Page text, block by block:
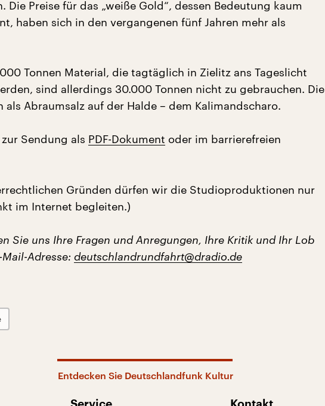
Die Preise für das „weiße Gold“, dessen Bedeutung kaum
haben sich in den vergangenen fünf Jahren mehr als
Tonnen Material, die tagtäglich in Zielitz ans Tageslicht
sind allerdings 30.000 Tonnen nicht zu gebrauchen. Die
als Abraumsalz auf der Halde – dem Kalimandscharo.
zur Sendung als PDF-Dokument oder im barrierefreien
Gründen dürfen wir die Studioproduktionen nur
im Internet begleiten.)
Sie uns Ihre Fragen und Anregungen, Ihre Kritik und Ihr Lob
Adresse: deutschlandrundfahrt@dradio.de
Entdecken Sie Deutschlandfunk Kultur